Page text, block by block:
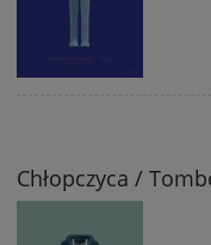
Chłopczyca /